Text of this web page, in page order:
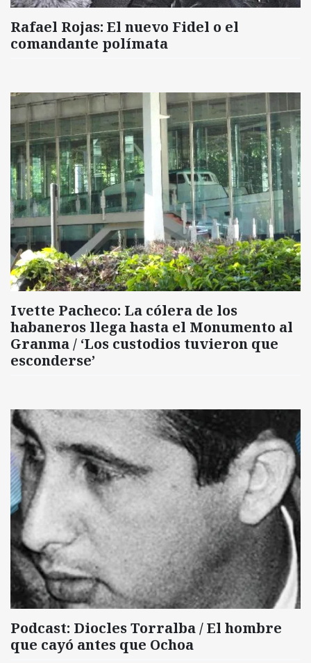
Rafael Rojas: El nuevo Fidel o el
comandante polímata
Ivette Pacheco: La cólera de los
habaneros llega hasta el Monumento al
Granma / ‘Los custodios tuvieron que
esconderse’
Podcast: Diocles Torralba / El hombre
que cayó antes que Ochoa